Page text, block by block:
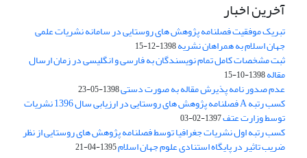
آخرین اخبار
تبریک موفقیت فصلنامه پژوهش های روستایی در سامانه نشریات علمی
جهان اسلام به همراهان نشریه1398-12-15
ثبت مشخصات کامل تمام نویسندگان به فارسی و انگلیسی در زمان ارسال
مقاله1398-10-15
عدم صدور نامه پذیرش مقاله به صورت دستی1398-05-23
کسب رتبه A فصلنامه پژوهش های روستایی در ارزیابی سال 1396 نشریات
توسط وزارت عتف1397-02-03
کسب رتبه اول نشریات جغرافیا توسط فصلنامه پژوهش های روستایی از نظر
ضریب تاثیر در پایگاه استنادی علوم جهان اسلام1395-04-21